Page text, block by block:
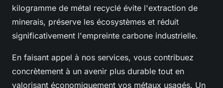
kilogramme de métal recyclé évite l'extraction de
minerais, préserve les écosystèmes et réduit
significativement l'empreinte carbone industrielle.
En faisant appel à nos services, vous contribuez
concrètement à un avenir plus durable tout en
valorisant économiquement vos métaux usagés. Un